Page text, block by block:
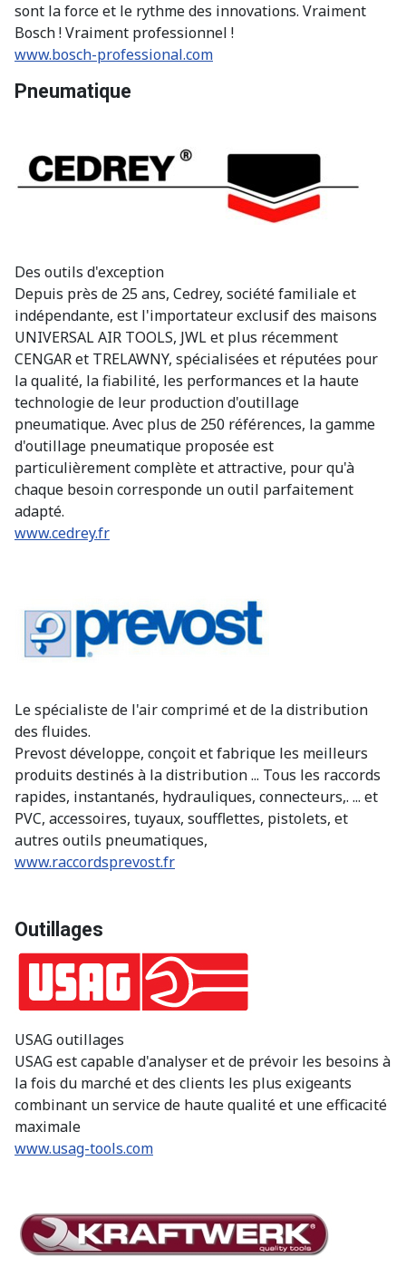
sont la force et le rythme des innovations. Vraiment
Bosch ! Vraiment professionnel !
www.bosch-professional.com
Pneumatique
Des outils d'exception
Depuis près de 25 ans, Cedrey, société familiale et
indépendante, est l'importateur exclusif des maisons
UNIVERSAL AIR TOOLS, JWL et plus récemment
CENGAR et TRELAWNY, spécialisées et réputées pour
la qualité, la fiabilité, les performances et la haute
technologie de leur production d'outillage
pneumatique. Avec plus de 250 références, la gamme
d'outillage pneumatique proposée est
particulièrement complète et attractive, pour qu'à
chaque besoin corresponde un outil parfaitement
adapté.
www.cedrey.fr
Le spécialiste de l'air comprimé et de la distribution
des fluides.
Prevost développe, conçoit et fabrique les meilleurs
produits destinés à la distribution ... Tous les raccords
rapides, instantanés, hydrauliques, connecteurs,. ... et
PVC, accessoires, tuyaux, soufflettes, pistolets, et
autres outils pneumatiques,
www.raccordsprevost.fr
Outillages
USAG outillages
USAG est capable d'analyser et de prévoir les besoins à
la fois du marché et des clients les plus exigeants
combinant un service de haute qualité et une efficacité
maximale
www.usag-tools.com